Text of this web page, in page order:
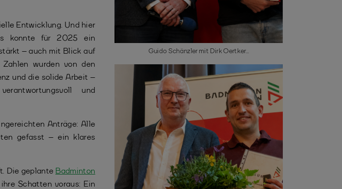
Entwicklung. Und hier
konnte für 2025 ein
– auch mit Blick auf
wurden von den
und die solide Arbeit –
und
Anträge: Alle
gefasst – ein klares
Die geplante Badminton
Schatten voraus: Ein
Guido Schänzler mit Dirk Oertker...